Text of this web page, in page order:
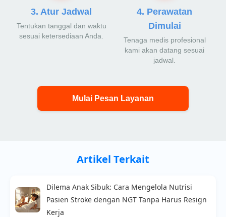
3. Atur Jadwal
Tentukan tanggal dan waktu
sesuai ketersediaan Anda.
4. Perawatan
Dimulai
Tenaga medis profesional
kami akan datang sesuai
jadwal.
Mulai Pesan Layanan
Artikel Terkait
Dilema Anak Sibuk: Cara Mengelola Nutrisi
Pasien Stroke dengan NGT Tanpa Harus Resign
Kerja